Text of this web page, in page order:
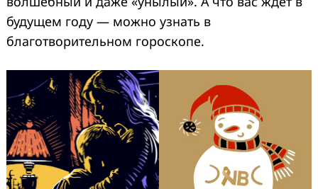
будущем году — можно узнать в
благотворительном гороскопе.